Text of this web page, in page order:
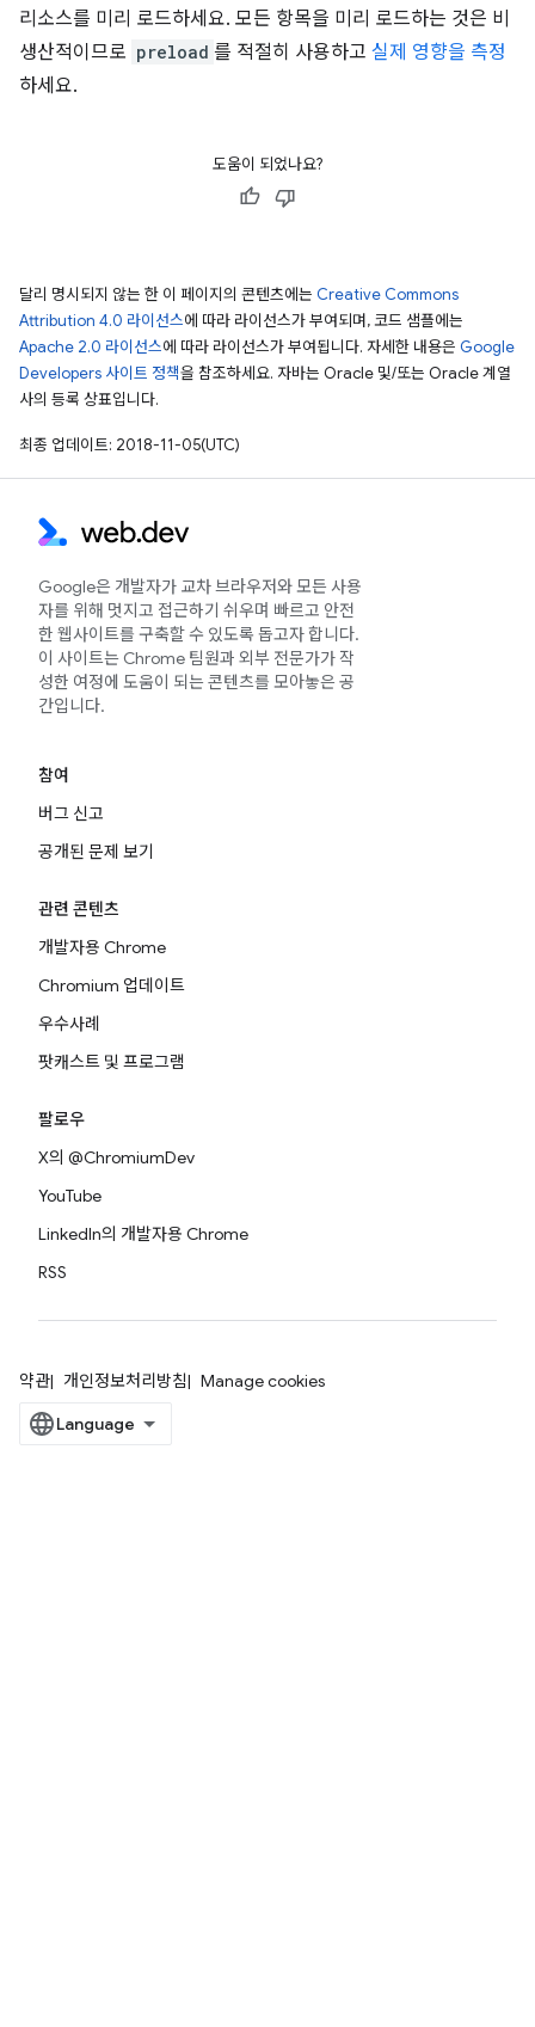
리소스를 미리 로드하세요. 모든 항목을 미리 로드하는 것은 비
생산적이므로 preload 를 적절히 사용하고 실제 영향을 측정
하세요.
도움이 되었나요?
달리 명시되지 않는 한 이 페이지의 콘텐츠에는 Creative Commons
Attribution 4.0 라이선스에 따라 라이선스가 부여되며, 코드 샘플에는
Apache 2.0 라이선스에 따라 라이선스가 부여됩니다. 자세한 내용은 Google
Developers 사이트 정책을 참조하세요. 자바는 Oracle 및/또는 Oracle 계열
사의 등록 상표입니다.
최종 업데이트: 2018-11-05(UTC)
Google은 개발자가 교차 브라우저와 모든 사용
자를 위해 멋지고 접근하기 쉬우며 빠르고 안전
한 웹사이트를 구축할 수 있도록 돕고자 합니다.
이 사이트는 Chrome 팀원과 외부 전문가가 작
성한 여정에 도움이 되는 콘텐츠를 모아놓은 공
간입니다.
참여
버그 신고
공개된 문제 보기
관련 콘텐츠
개발자용 Chrome
Chromium 업데이트
우수사례
팟캐스트 및 프로그램
팔로우
X의 @ChromiumDev
YouTube
LinkedIn의 개발자용 Chrome
RSS
약관 개인정보처리방침 Manage cookies